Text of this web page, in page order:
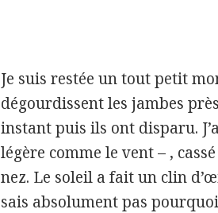
Je suis restée un tout petit
dégourdissent les jambes
instant puis ils ont disparu.
légère comme le vent – ,
nez. Le soleil a fait un clin
sais absolument pas